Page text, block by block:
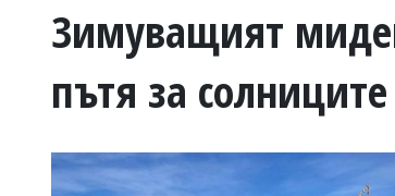
ВОЙНАТА
УКРАЙНА
РАЗСЛЕДВАНЕ
Зимуващият
пътя за солниците